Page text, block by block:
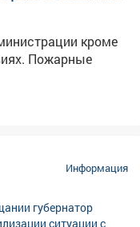
кроме
Пожарные
Информация